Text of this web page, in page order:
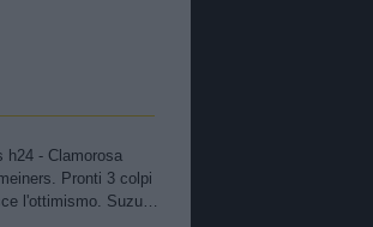
h24 - Clamorosa
Pronti 3 colpi
l'ottimismo. Suzuki,